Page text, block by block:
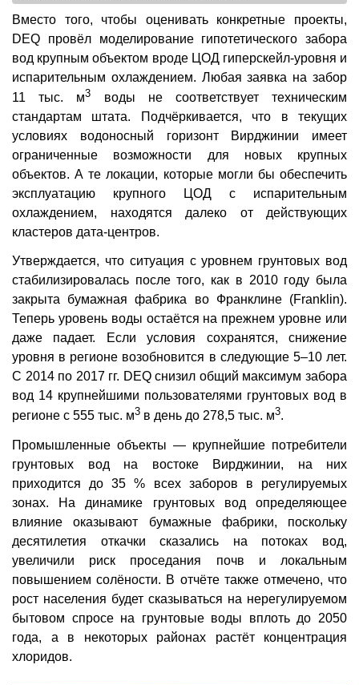
Вместо того, чтобы оценивать конкретные проекты,
DEQ провёл моделирование гипотетического забора
вод крупным объектом вроде ЦОД гиперскейл-уровня и
испарительным охлаждением. Любая заявка на забор
11 тыс. м3 воды не соответствует техническим
стандартам штата. Подчёркивается, что в текущих
условиях водоносный горизонт Вирджинии имеет
ограниченные возможности для новых крупных
объектов. А те локации, которые могли бы обеспечить
эксплуатацию крупного ЦОД с испарительным
охлаждением, находятся далеко от действующих
кластеров дата-центров.
Утверждается, что ситуация с уровнем грунтовых вод
стабилизировалась после того, как в 2010 году была
закрыта бумажная фабрика во Франклине (Franklin).
Теперь уровень воды остаётся на прежнем уровне или
даже падает. Если условия сохранятся, снижение
уровня в регионе возобновится в следующие 5–10 лет.
С 2014 по 2017 гг. DEQ снизил общий максимум забора
вод 14 крупнейшими пользователями грунтовых вод в
регионе с 555 тыс. м3 в день до 278,5 тыс. м3.
Промышленные объекты — крупнейшие потребители
грунтовых вод на востоке Вирджинии, на них
приходится до 35 % всех заборов в регулируемых
зонах. На динамике грунтовых вод определяющее
влияние оказывают бумажные фабрики, поскольку
десятилетия откачки сказались на потоках вод,
увеличили риск проседания почв и локальным
повышением солёности. В отчёте также отмечено, что
рост населения будет сказываться на нерегулируемом
бытовом спросе на грунтовые воды вплоть до 2050
года, а в некоторых районах растёт концентрация
хлоридов.